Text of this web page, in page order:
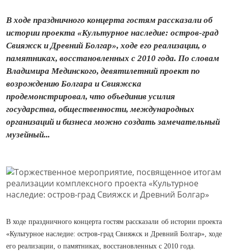
В ходе праздничного концерта гостям рассказали об
истории проекта «Культурное наследие: остров-град
Свияжск и Древний Болгар», ходе его реализации, о
памятниках, восстановленных с 2010 года. По словам
Владимира Мединского, девятилетний проект по
возрождению Болгара и Свияжска
продемонстрировал, что объединив усилия
государства, общественности, международных
организаций и бизнеса можно создать замечательный
музейный...
В ходе праздничного концерта гостям рассказали об истории проекта
«Культурное наследие: остров-град Свияжск и Древний Болгар», ходе
его реализации, о памятниках, восстановленных с 2010 года.